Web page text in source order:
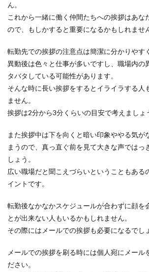
ん。
これから一緒に働く仲間たちへの挨拶はあな
ので、もしかすると重要になるかもしれませ
転勤先での挨拶の注意点は簡潔に分かりやす
異動後は色々と仕事が多いですし、職場内の
タバタしている可能性があります。
そんな時に長い挨拶をするとイライラする人
ません。
挨拶は2分から3分くらいの目安で考えましょ
また挨拶中は下を向くと暗い印象ややる気が
まうので、真っ直ぐ前を見て大きな声ではっ
しょう。
広い職場だと聞こえづらいということもある
イントです。
転勤後なかなかスケジュールが合わずに顔を
とが出来ない人もいるかもしれません。
その際にはメールでの挨拶も必要になるでし
メールでの挨拶を刷る時には個人宛にメール
ださい。